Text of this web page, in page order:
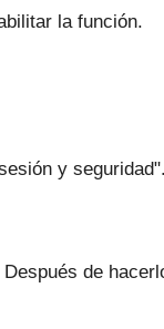
la función.
y seguridad".
Después de